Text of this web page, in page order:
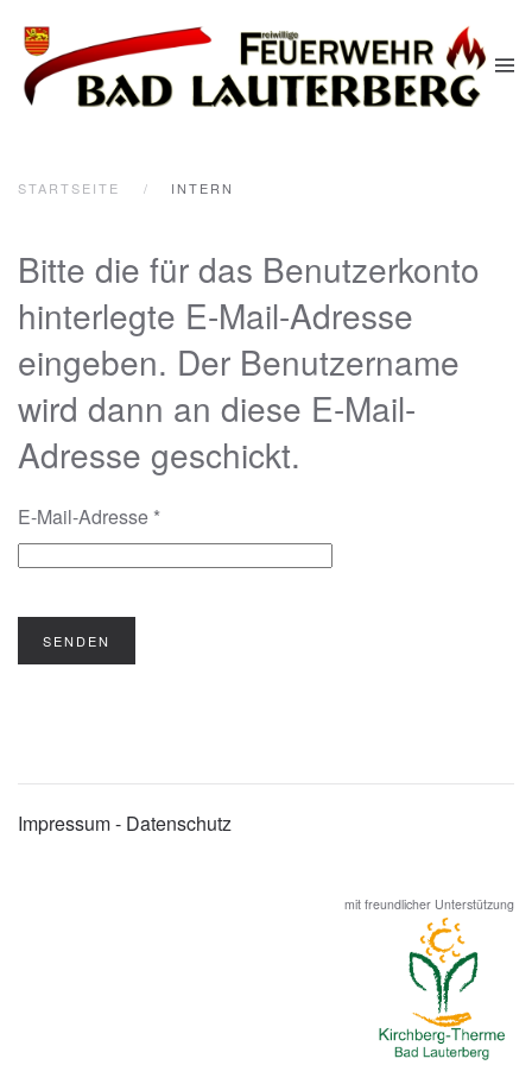
Zum Hauptinhalt springen
STARTSEITE INTERN
Bitte die für das Benutzerkonto
hinterlegte E-Mail-Adresse
eingeben. Der Benutzername
wird dann an diese E-Mail-
Adresse geschickt.
E-Mail-Adresse *
SENDEN
Impressum - Datenschutz
mit freundlicher Unterstützung